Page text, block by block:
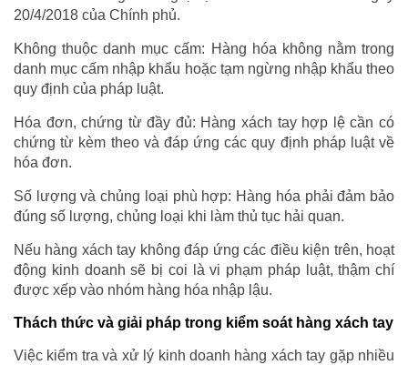
20/4/2018 của Chính phủ.
Không thuộc danh mục cấm: Hàng hóa không nằm trong
danh mục cấm nhập khẩu hoặc tạm ngừng nhập khẩu theo
quy định của pháp luật.
Hóa đơn, chứng từ đầy đủ: Hàng xách tay hợp lệ cần có
chứng từ kèm theo và đáp ứng các quy định pháp luật về
hóa đơn.
Số lượng và chủng loại phù hợp: Hàng hóa phải đảm bảo
đúng số lượng, chủng loại khi làm thủ tục hải quan.
Nếu hàng xách tay không đáp ứng các điều kiện trên, hoạt
động kinh doanh sẽ bị coi là vi phạm pháp luật, thậm chí
được xếp vào nhóm hàng hóa nhập lậu.
Thách thức và giải pháp trong kiểm soát hàng xách tay
Việc kiểm tra và xử lý kinh doanh hàng xách tay gặp nhiều